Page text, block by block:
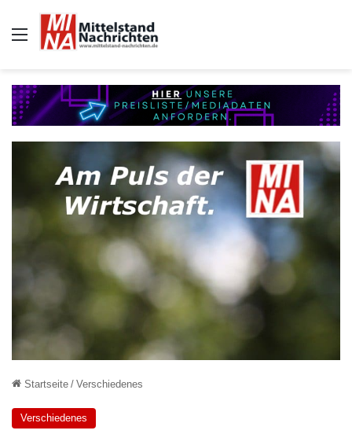
Auswahl
Startseite / Verschiedenes
Verschiedenes